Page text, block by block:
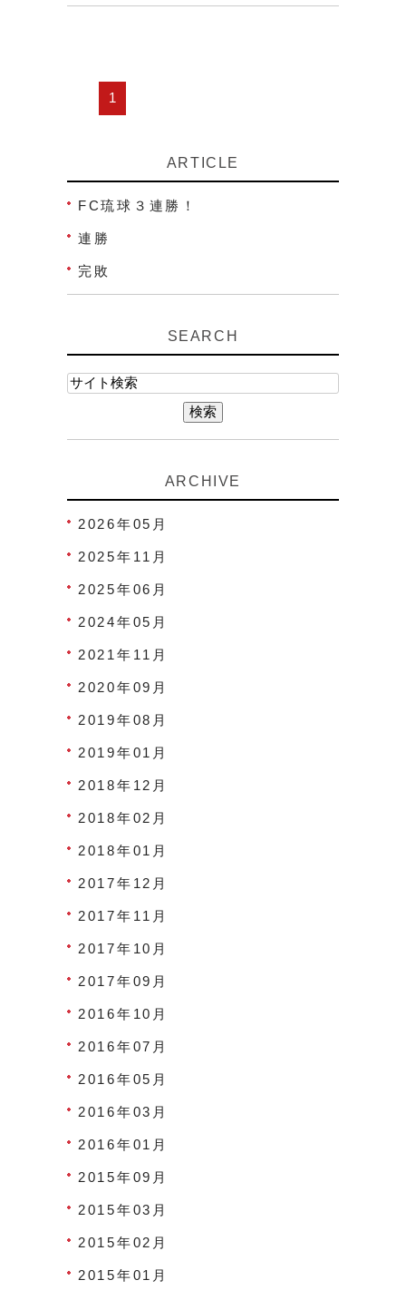
1
ARTICLE
FC琉球３連勝！
連勝
完敗
SEARCH
ARCHIVE
2026年05月
2025年11月
2025年06月
2024年05月
2021年11月
2020年09月
2019年08月
2019年01月
2018年12月
2018年02月
2018年01月
2017年12月
2017年11月
2017年10月
2017年09月
2016年10月
2016年07月
2016年05月
2016年03月
2016年01月
2015年09月
2015年03月
2015年02月
2015年01月